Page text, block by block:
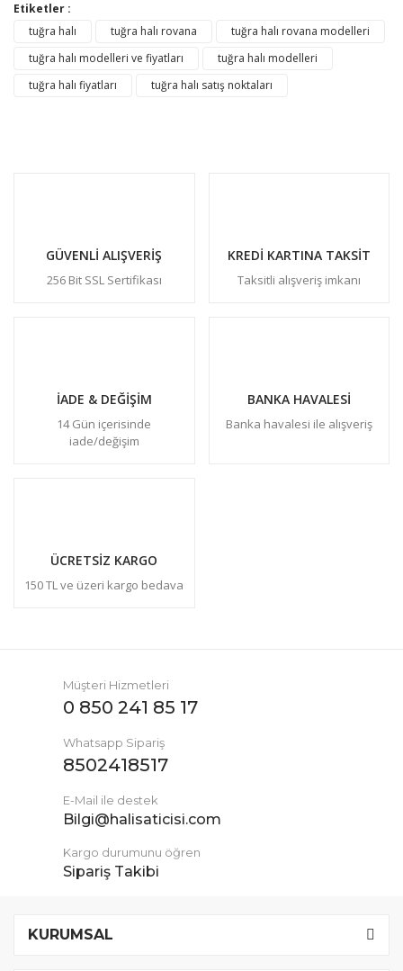
Etiketler :
tuğra halı
tuğra halı rovana
tuğra halı rovana modelleri
tuğra halı modelleri ve fiyatları
tuğra halı modelleri
tuğra halı fiyatları
tuğra halı satış noktaları
GÜVENLİ ALIŞVERİŞ
256 Bit SSL Sertifikası
KREDİ KARTINA TAKSİT
Taksitli alışveriş imkanı
İADE & DEĞİŞİM
14 Gün içerisinde
iade/değişim
BANKA HAVALESİ
Banka havalesi ile alışveriş
ÜCRETSİZ KARGO
150 TL ve üzeri kargo bedava
Müşteri Hizmetleri
0 850 241 85 17
Whatsapp Sipariş
8502418517
E-Mail ile destek
Bilgi@halisaticisi.com
Kargo durumunu öğren
Sipariş Takibi
KURUMSAL